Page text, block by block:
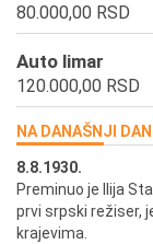
80.000,00 RSD
Auto limar
120.000,00 RSD
NA DANAŠNJI DAN
8.8.1930.
Preminuo je Ilija
prvi srpski režiser,
krajevima.